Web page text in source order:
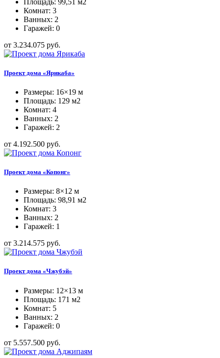
Комнат: 3
Ванных: 2
Гаражей: 0
от 3.234.075 руб.
Проект дома «Ярикаба»
Размеры: 16×19 м
Площадь: 129 м2
Комнат: 4
Ванных: 2
Гаражей: 2
от 4.192.500 руб.
Проект дома «Копонг»
Размеры: 8×12 м
Площадь: 98,91 м2
Комнат: 3
Ванных: 2
Гаражей: 1
от 3.214.575 руб.
Проект дома «Чжубэй»
Размеры: 12×13 м
Площадь: 171 м2
Комнат: 5
Ванных: 2
Гаражей: 0
от 5.557.500 руб.